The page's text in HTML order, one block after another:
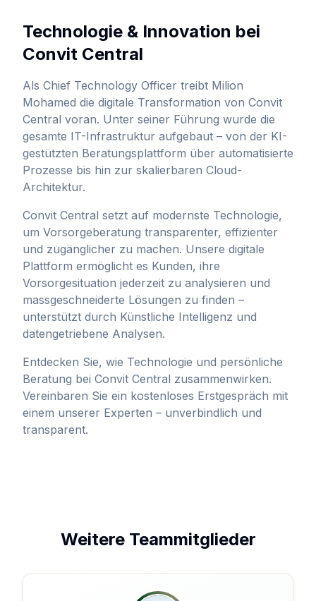
Technologie & Innovation bei
Convit Central
Als Chief Technology Officer treibt Milion
Mohamed die digitale Transformation von Convit
Central voran. Unter seiner Führung wurde die
gesamte IT-Infrastruktur aufgebaut – von der KI-
gestützten Beratungsplattform über automatisierte
Prozesse bis hin zur skalierbaren Cloud-
Architektur.
Convit Central setzt auf modernste Technologie,
um Vorsorgeberatung transparenter, effizienter
und zugänglicher zu machen. Unsere digitale
Plattform ermöglicht es Kunden, ihre
Vorsorgesituation jederzeit zu analysieren und
massgeschneiderte Lösungen zu finden –
unterstützt durch Künstliche Intelligenz und
datengetriebene Analysen.
Entdecken Sie, wie Technologie und persönliche
Beratung bei Convit Central zusammenwirken.
Vereinbaren Sie ein kostenloses Erstgespräch mit
einem unserer Experten – unverbindlich und
transparent.
Weitere Teammitglieder